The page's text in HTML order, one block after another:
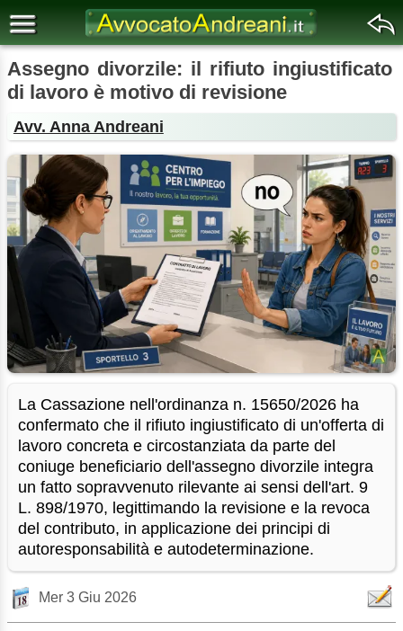
Assegno divorzile: il rifiuto ingiustificato
di lavoro è motivo di revisione
Avv. Anna Andreani
La Cassazione nell'ordinanza n. 15650/2026 ha
confermato che il rifiuto ingiustificato di un'offerta di
lavoro concreta e circostanziata da parte del
coniuge beneficiario dell'assegno divorzile integra
un fatto sopravvenuto rilevante ai sensi dell'art. 9
L. 898/1970, legittimando la revisione e la revoca
del contributo, in applicazione dei principi di
autoresponsabilità e autodeterminazione.
Mer 3 Giu 2026